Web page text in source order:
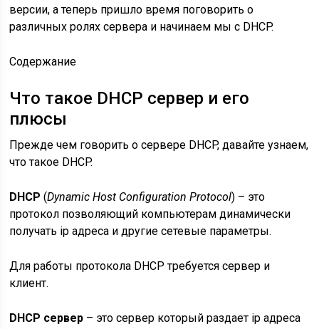
версии, а теперь пришло время поговорить о
различных ролях сервера и начинаем мы с DHCP.
Содержание
Что такое DHCP сервер и его
плюсы
Прежде чем говорить о сервере DHCP, давайте узнаем,
что такое DHCP.
DHCP (Dynamic Host Configuration Protocol) – это
протокол позволяющий компьютерам динамически
получать ip адреса и другие сетевые параметры.
Для работы протокола DHCP требуется сервер и
клиент.
DHCP сервер – это сервер который раздает ip адреса